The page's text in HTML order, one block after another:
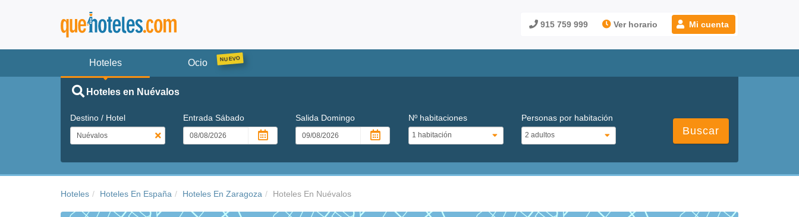
915 759 999 Ver horario Mi cuenta
Hoteles Ocio
Hoteles en Nuévalos
Destino / Hotel Entrada Sábado Salida Domingo Nº habitaciones Personas por habitación
Buscar
Hoteles Hoteles En España Hoteles En Zaragoza Hoteles En Nuévalos